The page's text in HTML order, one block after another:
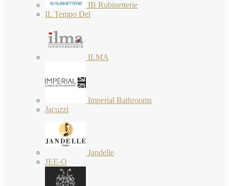
IB Rubinetterie
IL Tempo Del
ILMA
Imperial Bathrooms
Jacuzzi
Jandelle
JEE-O